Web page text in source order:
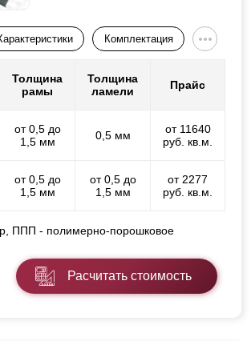
Комплектация
Толщина
рамы
Толщина
ламели
Прайс
от 0,5 до
1,5 мм
0,5 мм
от 11640
руб. кв.м.
от 0,5 до
1,5 мм
от 0,5 до
1,5 мм
от 2277
руб. кв.м.
ППП - полимерно-порошковое
Расчитать стоимость